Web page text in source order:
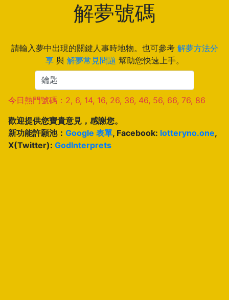
解夢號碼
請輸入夢中出現的關鍵人事時地物。也可參考 解夢方法分
享與 解夢常見問題 幫助您快速上手。
今日熱門號碼：2, 6, 14, 16, 26, 36, 46, 56, 66, 76, 86
歡迎提供您寶貴意見，感謝您。
新功能許願池： Google 表單, Facebook: lotteryno.one,
X(Twitter): GodInterprets